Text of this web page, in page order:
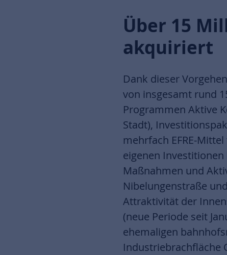
Über 15
akquiriert
Dank dieser
von insgesamt rund
Programmen Aktive
Stadt),
mehrfach EFRE-
eigenen
Maßnahmen und
Nibelungenstraße
Attraktivität der
(neue Periode seit
ehemaligen
Industriebrachfläche